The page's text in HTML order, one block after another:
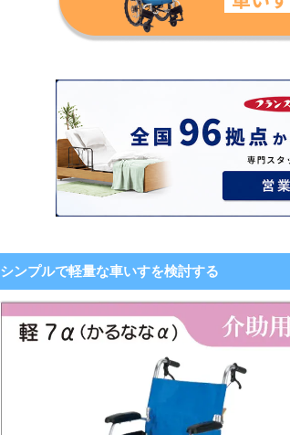
シンプルで軽量な車いすを検討する